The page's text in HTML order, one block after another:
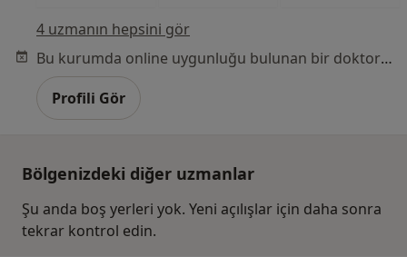
4 uzmanın hepsini gör
Bu kurumda online uygunluğu bulunan bir doktor veya uzman bulunamadı
Profili Gör
Bölgenizdeki diğer uzmanlar
Şu anda boş yerleri yok. Yeni açılışlar için daha sonra
tekrar kontrol edin.